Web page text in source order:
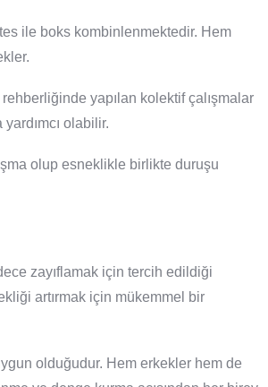
ile boks kombinlenmektedir. Hem
yapılan kolektif çalışmalar
olabilir.
olup esneklikle birlikte duruşu
zayıflamak için tercih edildiği
artırmak için mükemmel bir
olduğudur. Hem erkekler hem de